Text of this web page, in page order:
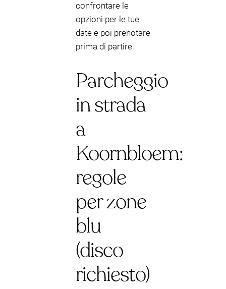
confrontare le
opzioni per le tue
date e poi prenotare
prima di partire.
Parcheggio
in strada
a
Koornbloem:
regole
per zone
blu
(disco
richiesto)